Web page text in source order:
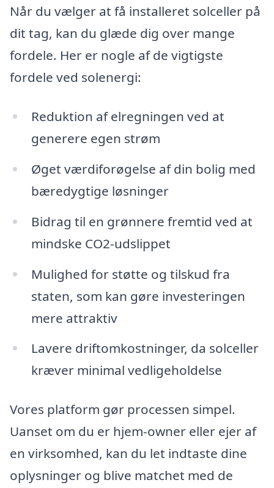
Når du vælger at få installeret solceller på
dit tag, kan du glæde dig over mange
fordele. Her er nogle af de vigtigste
fordele ved solenergi:
Reduktion af elregningen ved at
generere egen strøm
Øget værdiforøgelse af din bolig med
bæredygtige løsninger
Bidrag til en grønnere fremtid ved at
mindske CO2-udslippet
Mulighed for støtte og tilskud fra
staten, som kan gøre investeringen
mere attraktiv
Lavere driftomkostninger, da solceller
kræver minimal vedligeholdelse
Vores platform gør processen simpel.
Uanset om du er hjem-owner eller ejer af
en virksomhed, kan du let indtaste dine
oplysninger og blive matchet med de